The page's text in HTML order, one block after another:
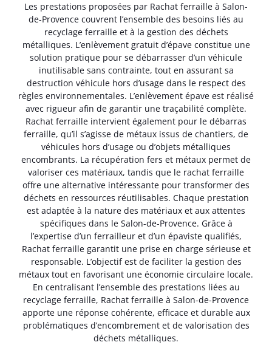
Les prestations proposées par Rachat ferraille à Salon-
de-Provence couvrent l’ensemble des besoins liés au
recyclage ferraille et à la gestion des déchets
métalliques. L’enlèvement gratuit d’épave constitue une
solution pratique pour se débarrasser d’un véhicule
inutilisable sans contrainte, tout en assurant sa
destruction véhicule hors d’usage dans le respect des
règles environnementales. L’enlèvement épave est réalisé
avec rigueur afin de garantir une traçabilité complète.
Rachat ferraille intervient également pour le débarras
ferraille, qu’il s’agisse de métaux issus de chantiers, de
véhicules hors d’usage ou d’objets métalliques
encombrants. La récupération fers et métaux permet de
valoriser ces matériaux, tandis que le rachat ferraille
offre une alternative intéressante pour transformer des
déchets en ressources réutilisables. Chaque prestation
est adaptée à la nature des matériaux et aux attentes
spécifiques dans le Salon-de-Provence. Grâce à
l’expertise d’un ferrailleur et d’un épaviste qualifiés,
Rachat ferraille garantit une prise en charge sérieuse et
responsable. L’objectif est de faciliter la gestion des
métaux tout en favorisant une économie circulaire locale.
En centralisant l’ensemble des prestations liées au
recyclage ferraille, Rachat ferraille à Salon-de-Provence
apporte une réponse cohérente, efficace et durable aux
problématiques d’encombrement et de valorisation des
déchets métalliques.